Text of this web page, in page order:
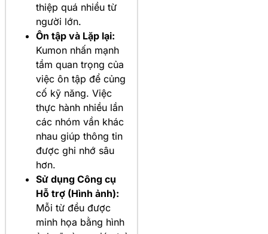
thiệp quá nhiều từ
người lớn.
Ôn tập và Lặp lại:
Kumon nhấn mạnh
tầm quan trọng của
việc ôn tập để củng
cố kỹ năng. Việc
thực hành nhiều lần
các nhóm vần khác
nhau giúp thông tin
được ghi nhớ sâu
hơn.
Sử dụng Công cụ
Hỗ trợ (Hình ảnh):
Mỗi từ đều được
minh họa bằng hình